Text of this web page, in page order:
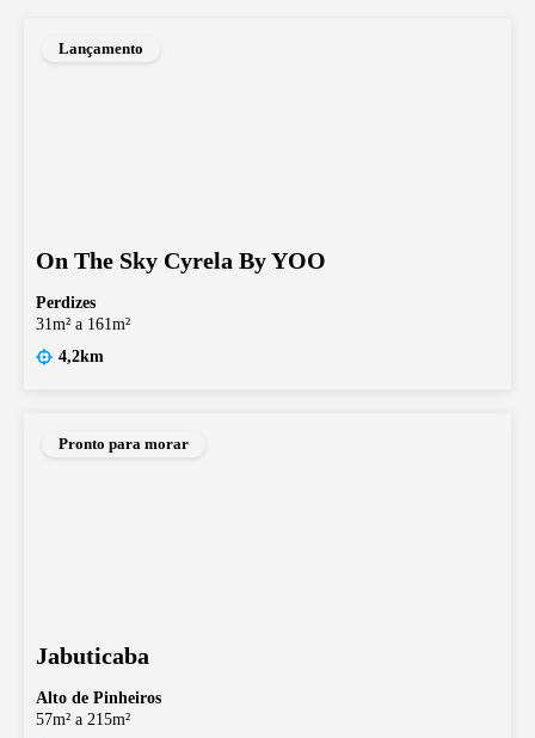
Lançamento
On The Sky Cyrela By YOO
Perdizes
31m² a 161m²
4,2km
Pronto para morar
Jabuticaba
Alto de Pinheiros
57m² a 215m²